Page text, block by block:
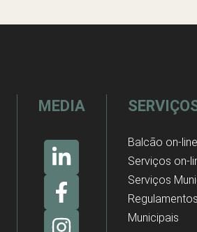
MEDIA
Balcão on-line
Serviços on-
Serviços
Regulamentos
Municipais